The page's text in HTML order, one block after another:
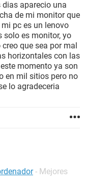
dias aparecio una
de mi monitor que
pc es un lenovo
solo es monitor, yo
que sea por mal
horizontales con las
momento ya son
en mil sitios pero no
lo agradeceria
- Mejores